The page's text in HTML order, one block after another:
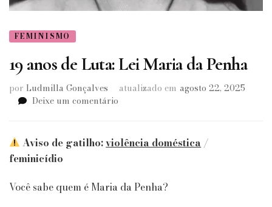
FEMINISMO
19 anos de Luta: Lei Maria da Penha
por Ludmilla Gonçalves atualizado em agosto 22, 2025
Deixe um comentário
de
Luta:
da
Aviso de gatilho:violência doméstica /
feminicídio
Você sabe quem é Maria da Penha?